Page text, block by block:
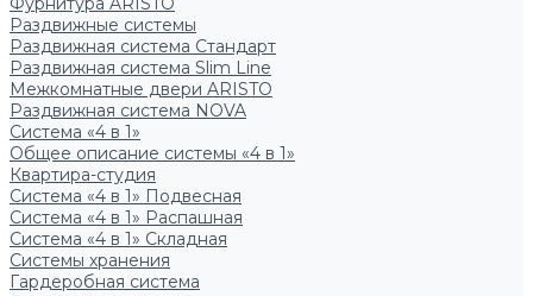
Раздвижные системы
Раздвижная система Стандарт
Раздвижная система Slim Line
Межкомнатные двери ARISTO
Раздвижная система NOVA
Система «4 в 1»
Общее описание системы «4 в 1»
Квартира-студия
Система «4 в 1» Подвесная
Система «4 в 1» Распашная
Система «4 в 1» Складная
Системы хранения
Гардеробная система